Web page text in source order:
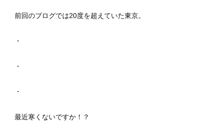
前回のブログでは20度を超えていた東京。
・
・
・
最近寒くないですか！？